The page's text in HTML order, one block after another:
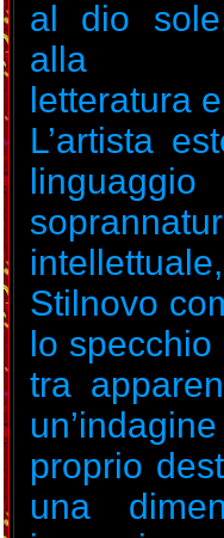
al dio
alla
letteratura
L’artista
Stilnovo
lo
tra
proprio
una